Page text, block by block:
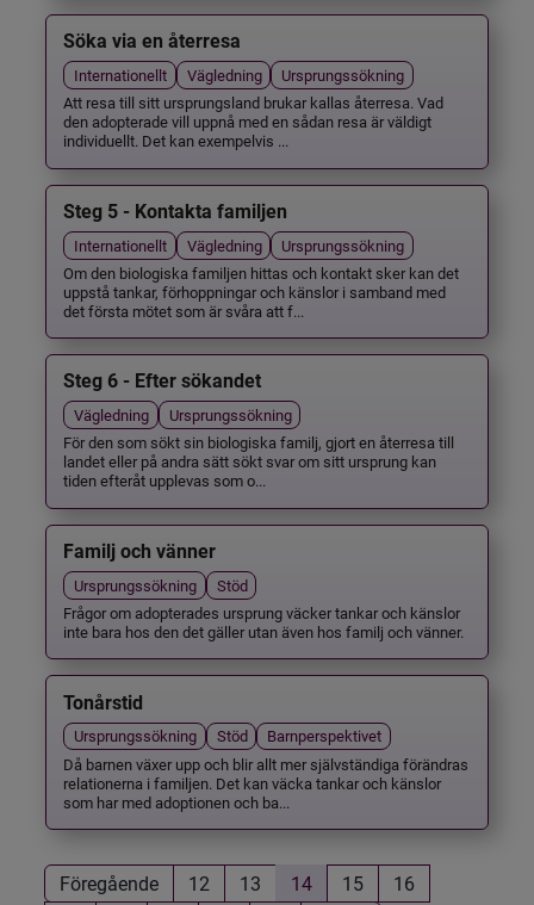
Söka via en återresa
Internationellt Vägledning
Ursprungssökning
Att resa till sitt ursprungsland brukar kallas återresa. Vad
den adopterade vill uppnå med en sådan resa är väldigt
individuellt. Det kan exempelvis ...
Steg 5 - Kontakta familjen
Internationellt Vägledning
Ursprungssökning
Om den biologiska familjen hittas och kontakt sker kan det
uppstå tankar, förhoppningar och känslor i samband med
det första mötet som är svåra att f...
Steg 6 - Efter sökandet
Vägledning
Ursprungssökning
För den som sökt sin biologiska familj, gjort en återresa till
landet eller på andra sätt sökt svar om sitt ursprung kan
tiden efteråt upplevas som o...
Familj och vänner
Ursprungssökning
Stöd
Frågor om adopterades ursprung väcker tankar och känslor
inte bara hos den det gäller utan även hos familj och vänner.
Tonårstid
Ursprungssökning Stöd
Barnperspektivet
Då barnen växer upp och blir allt mer självständiga förändras
relationerna i familjen. Det kan väcka tankar och känslor
som har med adoptionen och ba...
Föregående 12 13 14 15
16